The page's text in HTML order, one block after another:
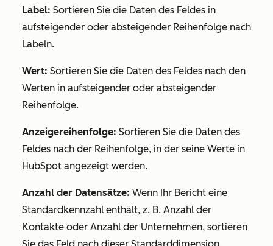
Label: Sortieren Sie die Daten des Feldes in
aufsteigender oder absteigender Reihenfolge nach
Labeln.
Wert: Sortieren Sie die Daten des Feldes nach den
Werten in aufsteigender oder absteigender
Reihenfolge.
Anzeigereihenfolge: Sortieren Sie die Daten des
Feldes nach der Reihenfolge, in der seine Werte in
HubSpot angezeigt werden.
Anzahl der Datensätze: Wenn Ihr Bericht eine
Standardkennzahl enthält, z. B. Anzahl der
Kontakte oder Anzahl der Unternehmen, sortieren
Sie das Feld nach dieser Standarddimension.